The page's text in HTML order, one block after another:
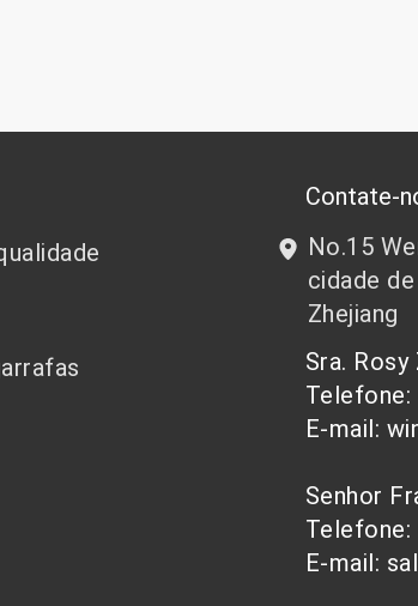
Contate-
No.15
cidade
Zhejiang
Sra. Rosy
Telefone:
E-mail:
Senhor
Telefone:
E-mail: